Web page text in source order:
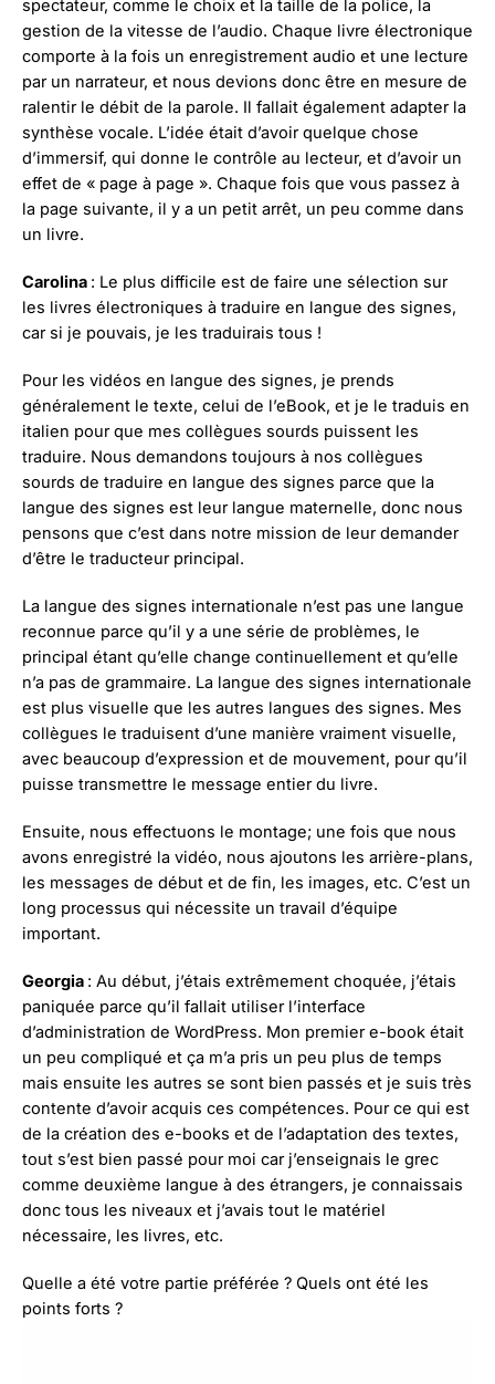
spectateur, comme le choix et la taille de la police, la
gestion de la vitesse de l’audio. Chaque livre électronique
comporte à la fois un enregistrement audio et une lecture
par un narrateur, et nous devions donc être en mesure de
ralentir le débit de la parole. Il fallait également adapter la
synthèse vocale. L’idée était d’avoir quelque chose
d’immersif, qui donne le contrôle au lecteur, et d’avoir un
effet de « page à page ». Chaque fois que vous passez à
la page suivante, il y a un petit arrêt, un peu comme dans
un livre.
Carolina : Le plus difficile est de faire une sélection sur
les livres électroniques à traduire en langue des signes,
car si je pouvais, je les traduirais tous !
Pour les vidéos en langue des signes, je prends
généralement le texte, celui de l’eBook, et je le traduis en
italien pour que mes collègues sourds puissent les
traduire. Nous demandons toujours à nos collègues
sourds de traduire en langue des signes parce que la
langue des signes est leur langue maternelle, donc nous
pensons que c’est dans notre mission de leur demander
d’être le traducteur principal.
La langue des signes internationale n’est pas une langue
reconnue parce qu’il y a une série de problèmes, le
principal étant qu’elle change continuellement et qu’elle
n’a pas de grammaire. La langue des signes internationale
est plus visuelle que les autres langues des signes. Mes
collègues le traduisent d’une manière vraiment visuelle,
avec beaucoup d’expression et de mouvement, pour qu’il
puisse transmettre le message entier du livre.
Ensuite, nous effectuons le montage; une fois que nous
avons enregistré la vidéo, nous ajoutons les arrière-plans,
les messages de début et de fin, les images, etc. C’est un
long processus qui nécessite un travail d’équipe
important.
Georgia : Au début, j’étais extrêmement choquée, j’étais
paniquée parce qu’il fallait utiliser l’interface
d’administration de WordPress. Mon premier e-book était
un peu compliqué et ça m’a pris un peu plus de temps
mais ensuite les autres se sont bien passés et je suis très
contente d’avoir acquis ces compétences. Pour ce qui est
de la création des e-books et de l’adaptation des textes,
tout s’est bien passé pour moi car j’enseignais le grec
comme deuxième langue à des étrangers, je connaissais
donc tous les niveaux et j’avais tout le matériel
nécessaire, les livres, etc.
Quelle a été votre partie préférée ? Quels ont été les
points forts ?